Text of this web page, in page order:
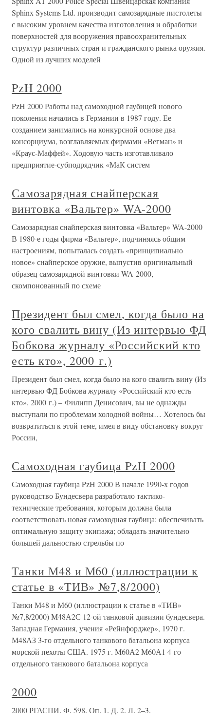
Sphinx Systems Ltd. производит самозарядные пистолеты
с высоким уровнем качества изготовления и обработки
поверхностей для вооружения правоохранительных
структур различных стран и гражданского рынка оружия.
Одной из лучших моделей
PzH 2000
PzH 2000 Работы над самоходной гаубицей нового
поколения начались в Германии в 1987 году. Ее
созданием занимались на конкурсной основе два
консорциума, возглавляемых фирмами «Вегман» и
«Краус-Маффей». Ходовую часть изготавливало
предприятие-субподрядчик «МаК систем
Самозарядная снайперская
винтовка «Вальтер» WA-2000
Самозарядная снайперская винтовка «Вальтер» WA-2000
В 1980-е годы фирма «Вальтер», подчиняясь общим
настроениям, попыталась создать «принципиально
новое» снайперское оружие, выпустив оригинальный
образец самозарядной винтовки WA-2000,
скомпонованный по схеме
Президент был смел, когда было на
кого свалить вину (Из интервью ФД
Бобкова журналу «Российский кто
есть кто», 2000 г.)
Президент был смел, когда было на кого свалить вину (Из
интервью ФД Бобкова журналу «Российский кто есть
кто», 2000 г.) – Филипп Денисович, вы не однажды
выступали по проблемам холодной войны… Хотелось бы
возвратиться к этой теме, имея в виду обстановку вокруг
России,
Самоходная гаубица PzH 2000
Самоходная гаубица PzH 2000 В начале 1990-х годов
руководство Бундесвера разработало тактико-
технические требования, которым должна была
соответствовать новая самоходная гаубица: обеспечивать
оптимальную защиту экипажа; обладать значительно
большей дальностью стрельбы по
Танки М48 и М60 (иллюстрации к
статье в «ТИВ» №7,8/2000)
Танки М48 и М60 (иллюстрации к статье в «ТИВ»
№7,8/2000) М48А2С 12-ой танковой дивизии бундесвера.
Западная Германия, учения «Рейнфорджер», 1970 г.
М48АЗ 3-го отдельного танкового батальона корпуса
морской пехоты США. 1975 г. М60А2 М60А1 4-го
отдельного танкового батальона корпуса
2000
2000 РГАСПИ. Ф. 598. Оп. 1. Д. 2. Л. 2–3.